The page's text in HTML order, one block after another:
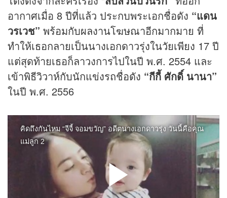
อากาศเมื่อ 8 ปีที่แล้ว ประกบพระเอกชื่อดัง “แดน
วรเวช” พร้อมกับผลงานโฆษณาอีกมากมาย ที่
ทำให้เธอกลายเป็นนางเอกดาวรุ่งในวัยเพียง 17 ปี
แต่สุดท้ายเธอก็ลาวงการไปในปี พ.ศ. 2554 และ
เข้าพิธีวิวาห์กับนักแข่งรถชื่อดัง “กีกี้ ศักดิ์ นานา”
ในปี พ.ศ. 2556